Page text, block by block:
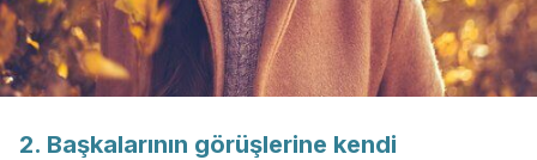
2. Başkalarının görüşlerine kendi